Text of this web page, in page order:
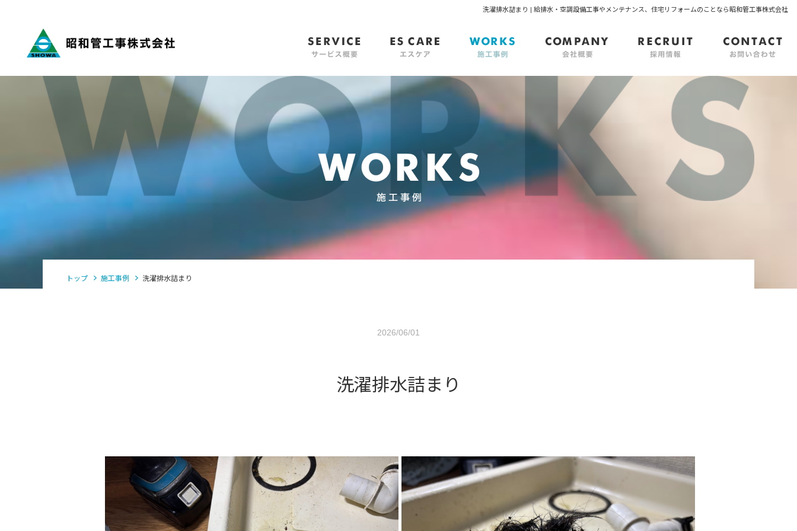
洗濯排水詰まり | 給排水・空調設備工事やメンテナンス、住宅リフォームのことなら昭和管工事株式会社
トップ 施工事例 洗濯排水詰まり
2026/06/01
洗濯排水詰まり